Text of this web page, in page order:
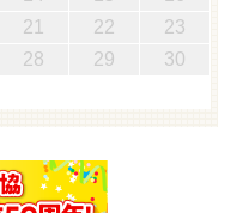
21 22
23
28 29
30